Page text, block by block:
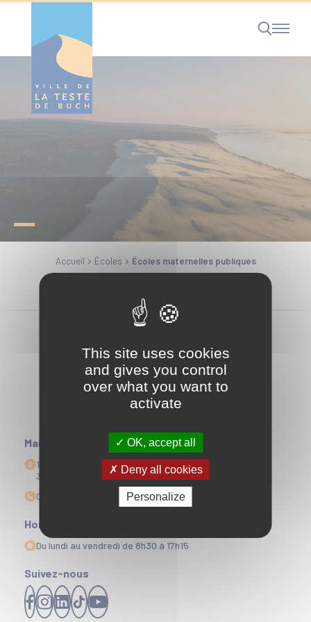
RECHERCHE
Accueil Écoles Écoles maternelles publiques
Mairie
1 Esplanade Edmond Doré
33164 La Teste-de-Buch
05 56 22 35 00
Horaires d'ouvertures
Du lundi au vendredi de 8h30 à 17h15
Suivez-nous
Cookies management panel
This site uses cookies
and gives you control
over what you want to
activate
OK, accept all
Deny all cookies
Personalize